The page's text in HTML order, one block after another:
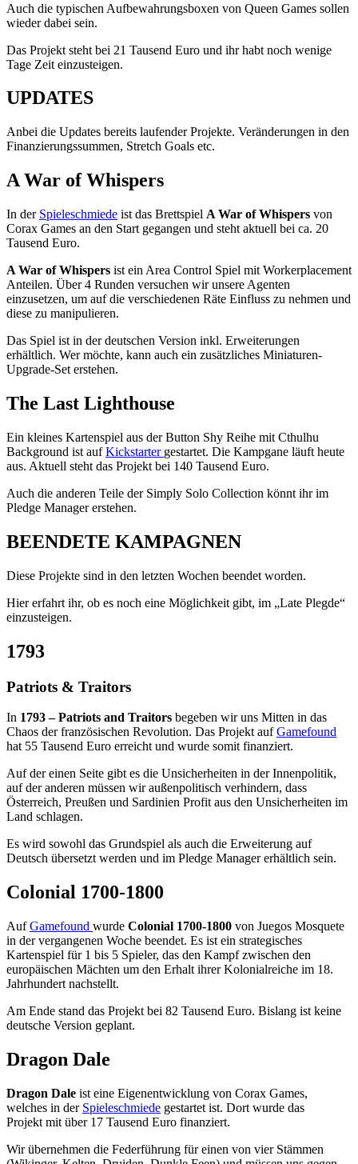
Auch die typischen Aufbewahrungsboxen von Queen Games sollen
wieder dabei sein.
Das Projekt steht bei 21 Tausend Euro und ihr habt noch wenige
Tage Zeit einzusteigen.
UPDATES
Anbei die Updates bereits laufender Projekte. Veränderungen in den
Finanzierungssummen, Stretch Goals etc.
A War of Whispers
In der Spieleschmiede ist das Brettspiel A War of Whispers von
Corax Games an den Start gegangen und steht aktuell bei ca. 20
Tausend Euro.
A War of Whispers ist ein Area Control Spiel mit Workerplacement
Anteilen. Über 4 Runden versuchen wir unsere Agenten
einzusetzen, um auf die verschiedenen Räte Einfluss zu nehmen und
diese zu manipulieren.
Das Spiel ist in der deutschen Version inkl. Erweiterungen
erhältlich. Wer möchte, kann auch ein zusätzliches Miniaturen-
Upgrade-Set erstehen.
The Last Lighthouse
Ein kleines Kartenspiel aus der Button Shy Reihe mit Cthulhu
Background ist aufKickstarter gestartet. Die Kampgane läuft heute
aus. Aktuell steht das Projekt bei 140 Tausend Euro.
Auch die anderen Teile der Simply Solo Collection könnt ihr im
Pledge Manager erstehen.
BEENDETE KAMPAGNEN
Diese Projekte sind in den letzten Wochen beendet worden.
Hier erfahrt ihr, ob es noch eine Möglichkeit gibt, im „Late Plegde“
einzusteigen.
1793
Patriots & Traitors
In 1793 – Patriots and Traitors begeben wir uns Mitten in das
Chaos der französischen Revolution. Das Projekt aufGamefound
hat 55 Tausend Euro erreicht und wurde somit finanziert.
Auf der einen Seite gibt es die Unsicherheiten in der Innenpolitik,
auf der anderen müssen wir außenpolitisch verhindern, dass
Österreich, Preußen und Sardinien Profit aus den Unsicherheiten im
Land schlagen.
Es wird sowohl das Grundspiel als auch die Erweiterung auf
Deutsch übersetzt werden und im Pledge Manager erhältlich sein.
Colonial 1700-1800
AufGamefound wurde Colonial 1700-1800 von Juegos Mosquete
in der vergangenen Woche beendet. Es ist ein strategisches
Kartenspiel für 1 bis 5 Spieler, das den Kampf zwischen den
europäischen Mächten um den Erhalt ihrer Kolonialreiche im 18.
Jahrhundert nachstellt.
Am Ende stand das Projekt bei 82 Tausend Euro. Bislang ist keine
deutsche Version geplant.
Dragon Dale
Dragon Dale ist eine Eigenentwicklung von Corax Games,
welches in der Spieleschmiede gestartet ist. Dort wurde das
Projekt mit über 17 Tausend Euro finanziert.
Wir übernehmen die Federführung für einen von vier Stämmen